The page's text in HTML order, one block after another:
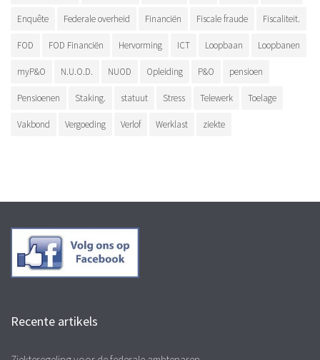
Enquête Federale overheid Financiën Fiscale fraude Fiscaliteit.
FOD FOD Financiën Hervorming ICT Loopbaan Loopbanen
myP&O N.U.O.D. NUOD Opleiding P&O pensioen
Pensioenen Staking. statuut Stress Telewerk Toelage
Vakbond Vergoeding Verlof Werklast ziekte
Recente artikels